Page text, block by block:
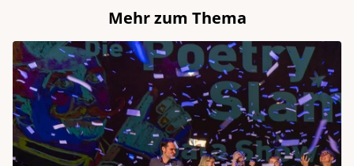
Mehr zum Thema